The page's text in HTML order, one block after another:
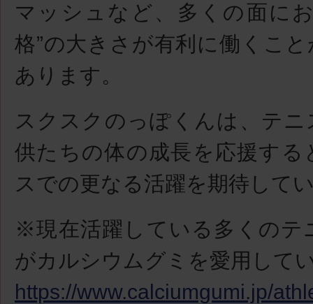
マッシュなど、多くの面に
格”の大きさが有利に働くこ
あります。
スクスクのっぽくんは、テ
供たちの体の成長を応援する
スでの更なる活躍を期待して
※現在活躍している多くのテ
がカルシウムグミを愛用して
https://www.calciumgumi.jp/